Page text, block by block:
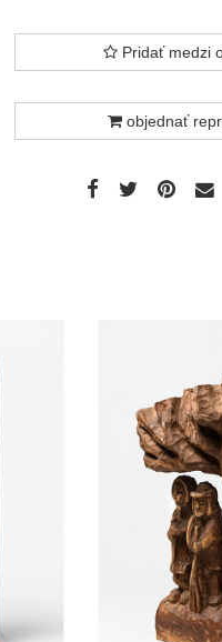
Pridať medzi
objednať